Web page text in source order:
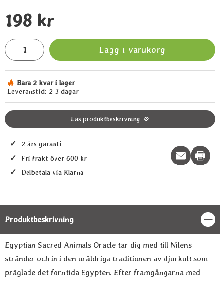
pris
198 kr
antal
Lägg i varukorg
Tillgänglighet:
Bara 2 kvar i lager
Leveranstid: 2-3 dagar
Läs produktbeskrivning
✓ 2 års garanti
✓ Fri frakt över 600 kr
✓ Delbetala via Klarna
Print
Produktbeskrivning
Produktbeskrivning
Egyptian Sacred Animals Oracle tar dig med till Nilens
stränder och in i den uråldriga traditionen av djurkult som
präglade det forntida Egypten. Efter framgångarna med